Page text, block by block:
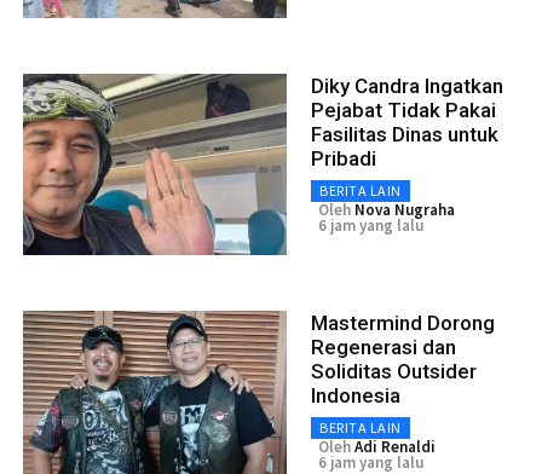
Diky Candra Ingatkan
Pejabat Tidak Pakai
Fasilitas Dinas untuk
Pribadi
BERITA LAIN
Oleh Nova Nugraha
6 jam yang lalu
Mastermind Dorong
Regenerasi dan
Soliditas Outsider
Indonesia
BERITA LAIN
OlehAdi Renaldi
6 jam yang lalu